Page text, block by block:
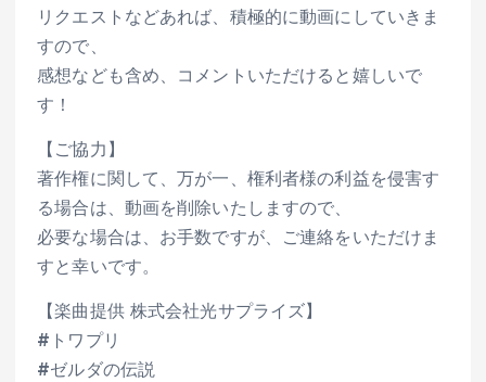
リクエストなどあれば、積極的に動画にしていきま
すので、
感想なども含め、コメントいただけると嬉しいで
す！
【ご協力】
著作権に関して、万が一、権利者様の利益を侵害す
る場合は、動画を削除いたしますので、
必要な場合は、お手数ですが、ご連絡をいただけま
すと幸いです。
【楽曲提供 株式会社光サプライズ】
#トワプリ
#ゼルダの伝説